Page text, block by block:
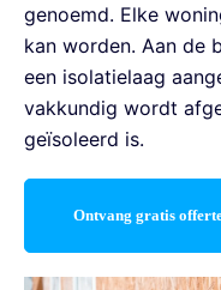
genoemd. Elke
kan worden. Aan de
een isolatielaag
vakkundig wordt
geïsoleerd is.
Ontvang gratis